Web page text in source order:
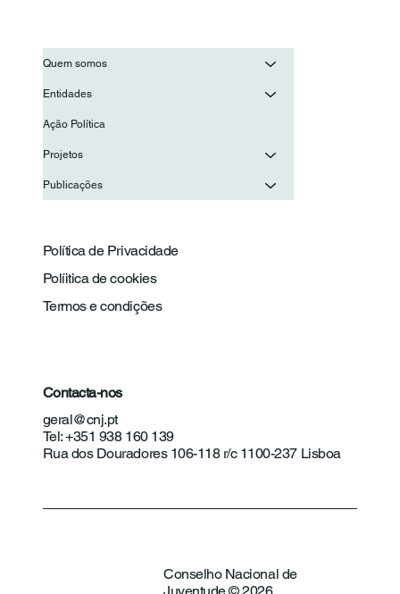
Quem somos
Entidades
Ação Política
Projetos
Publicações
Política de Privacidade
Termos e condições
Políitica de cookies
Contacta-nos
geral@cnj.pt
Tel: +351 938 160 139
Rua dos Douradores 106-118 r/c 1100-237 Lisboa
Conselho Nacional de
Juventude © 2026